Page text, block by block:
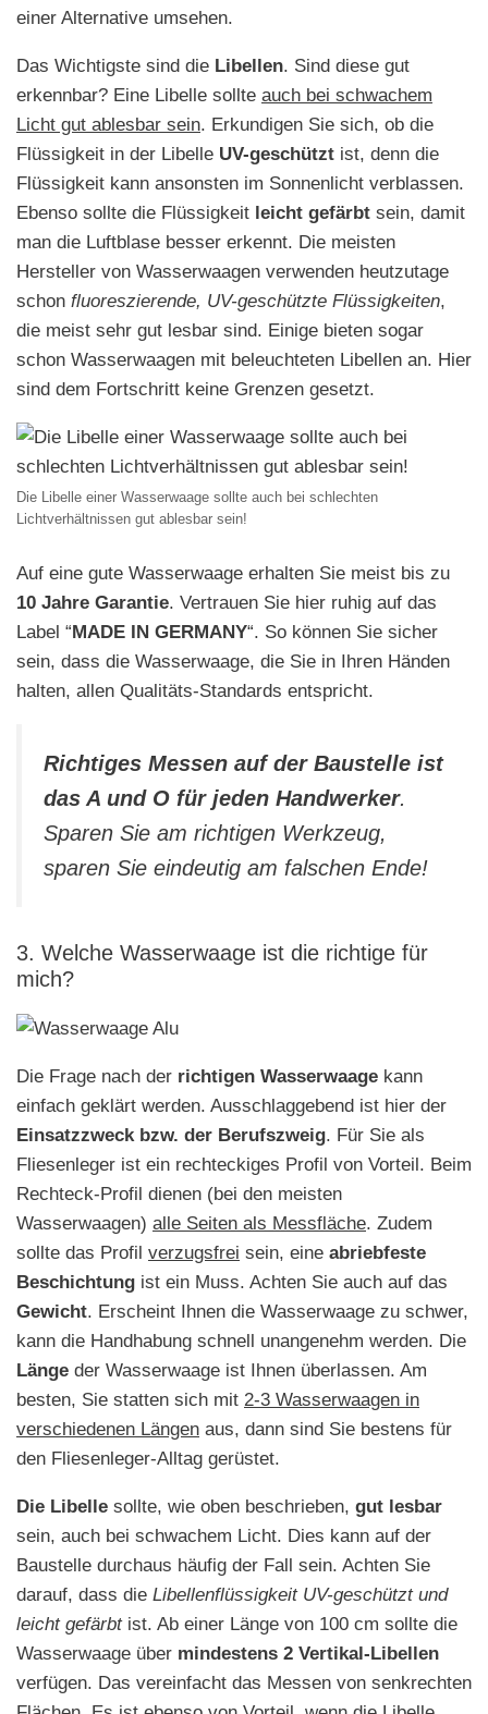
einer Alternative umsehen.
Das Wichtigste sind die Libellen. Sind diese gut
erkennbar? Eine Libelle sollte auch bei schwachem
Licht gut ablesbar sein. Erkundigen Sie sich, ob die
Flüssigkeit in der Libelle UV-geschützt ist, denn die
Flüssigkeit kann ansonsten im Sonnenlicht verblassen.
Ebenso sollte die Flüssigkeit leicht gefärbt sein, damit
man die Luftblase besser erkennt. Die meisten
Hersteller von Wasserwaagen verwenden heutzutage
schon fluoreszierende, UV-geschützte Flüssigkeiten,
die meist sehr gut lesbar sind. Einige bieten sogar
schon Wasserwaagen mit beleuchteten Libellen an. Hier
sind dem Fortschritt keine Grenzen gesetzt.
Die Libelle einer Wasserwaage sollte auch bei schlechten
Lichtverhältnissen gut ablesbar sein!
Auf eine gute Wasserwaage erhalten Sie meist bis zu
10 Jahre Garantie. Vertrauen Sie hier ruhig auf das
Label “MADE IN GERMANY“. So können Sie sicher
sein, dass die Wasserwaage, die Sie in Ihren Händen
halten, allen Qualitäts-Standards entspricht.
Richtiges Messen auf der Baustelle ist
das A und O für jeden Handwerker.
Sparen Sie am richtigen Werkzeug,
sparen Sie eindeutig am falschen Ende!
3. Welche Wasserwaage ist die richtige für
mich?
Die Frage nach der richtigen Wasserwaage kann
einfach geklärt werden. Ausschlaggebend ist hier der
Einsatzzweck bzw. der Berufszweig. Für Sie als
Fliesenleger ist ein rechteckiges Profil von Vorteil. Beim
Rechteck-Profil dienen (bei den meisten
Wasserwaagen) alle Seiten als Messfläche. Zudem
sollte das Profil verzugsfrei sein, eine abriebfeste
Beschichtung ist ein Muss. Achten Sie auch auf das
Gewicht. Erscheint Ihnen die Wasserwaage zu schwer,
kann die Handhabung schnell unangenehm werden. Die
Länge der Wasserwaage ist Ihnen überlassen. Am
besten, Sie statten sich mit 2-3 Wasserwaagen in
verschiedenen Längen aus, dann sind Sie bestens für
den Fliesenleger-Alltag gerüstet.
Die Libelle sollte, wie oben beschrieben, gut lesbar
sein, auch bei schwachem Licht. Dies kann auf der
Baustelle durchaus häufig der Fall sein. Achten Sie
darauf, dass die Libellenflüssigkeit UV-geschützt und
leicht gefärbtist. Ab einer Länge von 100 cm sollte die
Wasserwaage über mindestens 2 Vertikal-Libellen
verfügen. Das vereinfacht das Messen von senkrechten